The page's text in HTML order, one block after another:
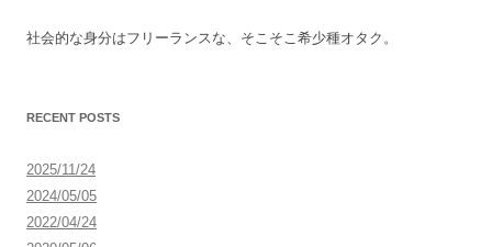
ゲ
ョ
社会的な身分はフリーランスな、そこそこ希少種オタク。
RECENT POSTS
2025/11/24
2024/05/05
2022/04/24